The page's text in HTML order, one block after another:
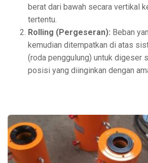
berat dari bawah secara vertikal
tertentu.
Rolling (Pergeseran): Beban
kemudian ditempatkan di atas
(roda penggulung) untuk digeser
posisi yang diinginkan dengan